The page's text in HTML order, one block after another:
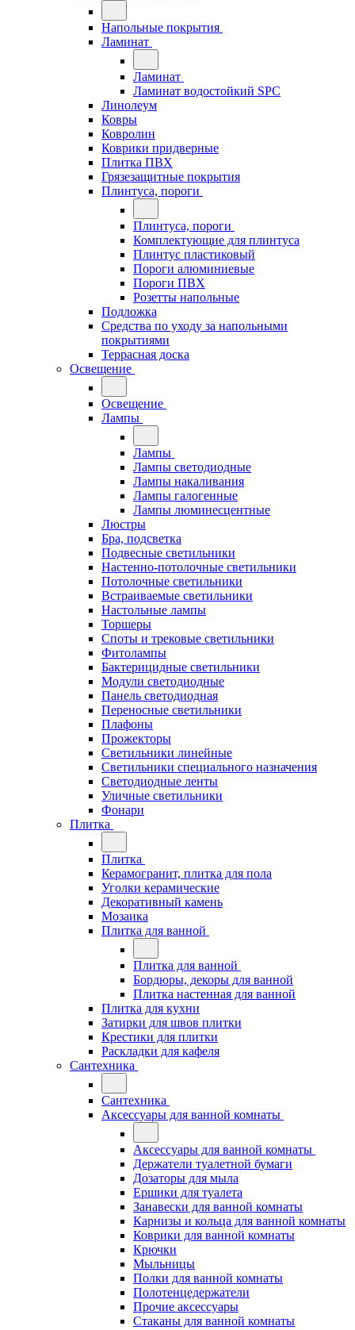
Напольные покрытия
Ламинат
Ламинат
Ламинат водостойкий SPC
Линолеум
Ковры
Ковролин
Коврики придверные
Плитка ПВХ
Грязезащитные покрытия
Плинтуса, пороги
Плинтуса, пороги
Комплектующие для плинтуса
Плинтус пластиковый
Пороги алюминиевые
Пороги ПВХ
Розетты напольные
Подложка
Средства по уходу за напольными
покрытиями
Террасная доска
Освещение
Освещение
Лампы
Лампы
Лампы светодиодные
Лампы накаливания
Лампы галогенные
Лампы люминесцентные
Люстры
Бра, подсветка
Подвесные светильники
Настенно-потолочные светильники
Потолочные светильники
Встраиваемые светильники
Настольные лампы
Торшеры
Споты и трековые светильники
Фитолампы
Бактерицидные светильники
Модули светодиодные
Панель светодиодная
Переносные светильники
Плафоны
Прожекторы
Светильники линейные
Светильники специального назначения
Светодиодные ленты
Уличные светильники
Фонари
Плитка
Плитка
Керамогранит, плитка для пола
Уголки керамические
Декоративный камень
Мозаика
Плитка для ванной
Плитка для ванной
Бордюры, декоры для ванной
Плитка настенная для ванной
Плитка для кухни
Затирки для швов плитки
Крестики для плитки
Раскладки для кафеля
Сантехника
Сантехника
Аксессуары для ванной комнаты
Аксессуары для ванной комнаты
Держатели туалетной бумаги
Дозаторы для мыла
Ершики для туалета
Занавески для ванной комнаты
Карнизы и кольца для ванной комнаты
Коврики для ванной комнаты
Крючки
Мыльницы
Полки для ванной комнаты
Полотенцедержатели
Прочие аксессуары
Стаканы для ванной комнаты